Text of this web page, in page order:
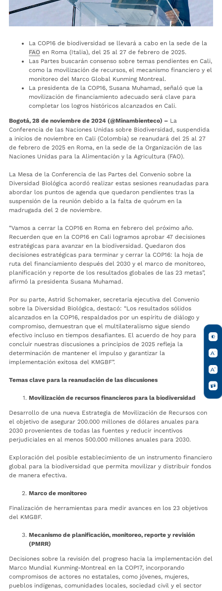
La COP16 de biodiversidad se llevará a cabo en la sede de la
FAO en Roma (Italia), del 25 al 27 de febrero de 2025.
Las Partes buscarán consenso sobre temas pendientes en Cali,
como la movilización de recursos, el mecanismo financiero y el
monitoreo del Marco Global Kunming Montreal.
La presidenta de la COP16, Susana Muhamad, señaló que la
movilización de financiamiento adecuado será clave para
completar los logros históricos alcanzados en Cali.
Bogotá, 28 de noviembre de 2024 (@Minambienteco) – La
Conferencia de las Naciones Unidas sobre Biodiversidad, suspendida
a inicios de noviembre en Cali (Colombia) se reanudará del 25 al 27
de febrero de 2025 en Roma, en la sede de la Organización de las
Naciones Unidas para la Alimentación y la Agricultura (FAO).
La Mesa de la Conferencia de las Partes del Convenio sobre la
Diversidad Biológica acordó realizar estas sesiones reanudadas para
abordar los puntos de agenda que quedaron pendientes tras la
suspensión de la reunión debido a la falta de quórum en la
madrugada del 2 de noviembre.
“Vamos a cerrar la COP16 en Roma en febrero del próximo año.
Recuerden que en la COP16 en Cali logramos aprobar 47 decisiones
estratégicas para avanzar en la biodiversidad. Quedaron dos
decisiones estratégicas para terminar y cerrar la COP16: la hoja de
ruta del financiamiento después del 2030 y el marco de monitoreo,
planificación y reporte de los resultados globales de las 23 metas”,
afirmó la presidenta Susana Muhamad.
Por su parte, Astrid Schomaker, secretaria ejecutiva del Convenio
sobre la Diversidad Biológica, destacó: “Los resultados sólidos
alcanzados en la COP16, respaldados por un espíritu de diálogo y
compromiso, demuestran que el multilateralismo sigue siendo
efectivo incluso en tiempos desafiantes. El acuerdo de hoy para
concluir nuestras discusiones a principios de 2025 refleja la
determinación de mantener el impulso y garantizar la
implementación exitosa del KMGBF”.
Temas clave para la reanudación de las discusiones
Movilización de recursos financieros para la biodiversidad
Desarrollo de una nueva Estrategia de Movilización de Recursos con
el objetivo de asegurar 200.000 millones de dólares anuales para
2030 provenientes de todas las fuentes y reducir incentivos
perjudiciales en al menos 500.000 millones anuales para 2030.
Exploración del posible establecimiento de un instrumento financiero
global para la biodiversidad que permita movilizar y distribuir fondos
de manera efectiva.
Marco de monitoreo
Finalización de herramientas para medir avances en los 23 objetivos
del KMGBF.
Mecanismo de planificación, monitoreo, reporte y revisión
(PMRR)
Decisiones sobre la revisión del progreso hacia la implementación del
Marco Mundial Kunming-Montreal en la COP17, incorporando
compromisos de actores no estatales, como jóvenes, mujeres,
pueblos indígenas, comunidades locales, sociedad civil y el sector